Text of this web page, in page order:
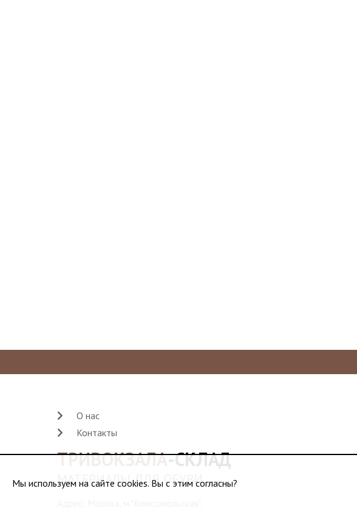
ТРИВОКЗАЛА-СКЛАД
МАТЕРИАЛЫ ДЛЯ ОБУВИ
О нас
Контакты
Мы используем на сайте cookies. Вы с этим согласны?